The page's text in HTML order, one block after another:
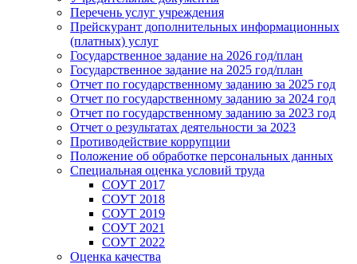
Перечень услуг учреждения
Прейскурант дополнительных информационных
(платных) услуг
Государственное задание на 2026 год/план
Государственное задание на 2025 год/план
Отчет по государственному заданию за 2025 год
Отчет по государственному заданию за 2024 год
Отчет по государственному заданию за 2023 год
Отчет о результатах деятельности за 2023
Противодействие коррупции
Положение об обработке персональных данных
Специальная оценка условий труда
СОУТ 2017
СОУТ 2018
СОУТ 2019
СОУТ 2021
СОУТ 2022
Оценка качества